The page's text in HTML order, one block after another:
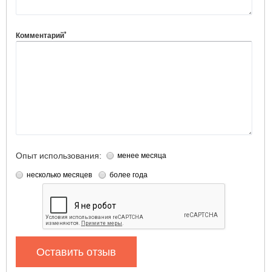
Комментарий*
Опыт использования: менее месяца
несколько месяцев более года
Оставить отзыв